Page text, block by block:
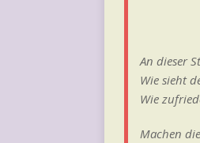
An dieser
Wie sieht
Wie
Machen